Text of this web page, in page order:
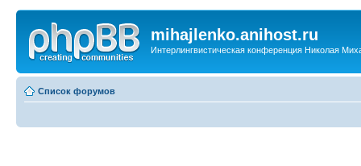
mihajlenko.anihost.ru
Интерлингвистическая конференция Николая
Список форумов